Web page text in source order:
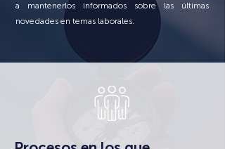
a mantenerlos informados sobre las últimas
novedades en temas laborales.